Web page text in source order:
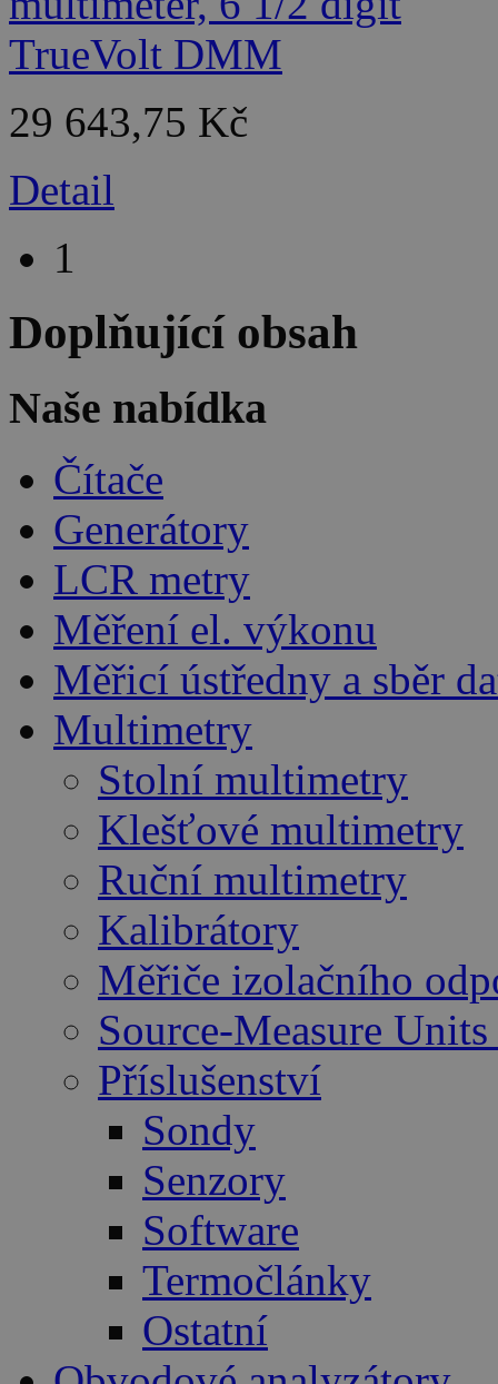
29 643,75 Kč
Detail
1
Doplňující obsah
Naše nabídka
Čítače
Generátory
LCR metry
Měření el. výkonu
Měřicí ústředny a sběr
Multimetry
Stolní multimetry
Klešťové multimetry
Ruční multimetry
Kalibrátory
Měřiče izolačního
Source-Measure
Příslušenství
Sondy
Senzory
Software
Termočlánky
Ostatní